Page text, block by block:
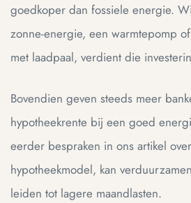
goedkoper dan fossiele energie.
zonne-energie, een warmtepomp
met laadpaal, verdient die
Bovendien geven steeds meer
hypotheekrente bij een goed
eerder bespraken in ons artikel
hypotheekmodel, kan
leiden tot lagere maandlasten.